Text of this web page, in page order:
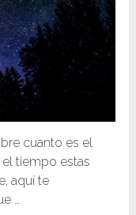
cuanto es el
tiempo estas
aquí te
…